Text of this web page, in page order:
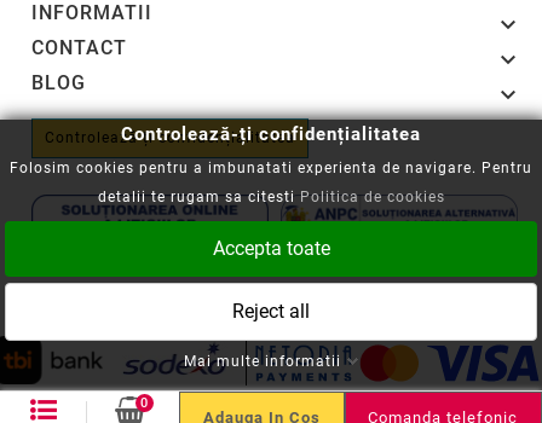
INFORMATII 
CONTACT 
BLOG 
Controlează-ți confidențialitatea
Copyright © 2008-2026 - Cartuseria.ro
Politica SOL
0
Adauga In Cos Comanda telefonic
Controlează-ți confidențialitatea
Folosim cookies pentru a imbunatati experienta de navigare. Pentru
detalii te rugam sa citestiPolitica de cookies
Accepta toate
Reject all
Mai multe informatii